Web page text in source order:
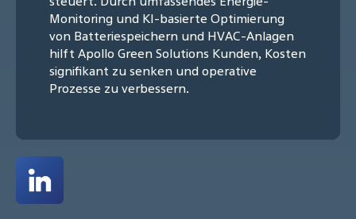
Monitoring und KI-basierte Optimierung
von Batteriespeichern und HVAC-Anlagen
hilft Apollo Green Solutions Kunden, Kosten
signifikant zu senken und operative
Prozesse zu verbessern.